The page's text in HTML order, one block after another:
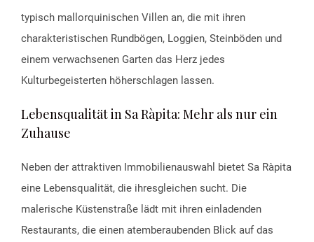
typisch mallorquinischen Villen an, die mit ihren
charakteristischen Rundbögen, Loggien, Steinböden und
einem verwachsenen Garten das Herz jedes
Kulturbegeisterten höherschlagen lassen.
Lebensqualität in Sa Ràpita: Mehr als nur ein
Zuhause
Neben der attraktiven Immobilienauswahl bietet Sa Ràpita
eine Lebensqualität, die ihresgleichen sucht. Die
malerische Küstenstraße lädt mit ihren einladenden
Restaurants, die einen atemberaubenden Blick auf das